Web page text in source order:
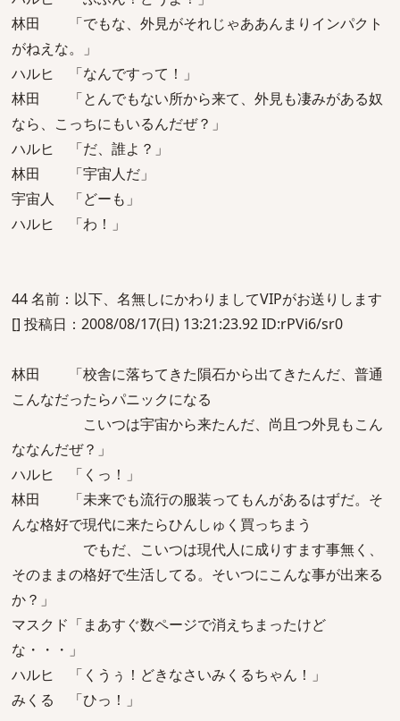
林田 「でもな、外見がそれじゃああんまりインパクト
がねえな。」
ハルヒ 「なんですって！」
林田 「とんでもない所から来て、外見も凄みがある奴
なら、こっちにもいるんだぜ？」
ハルヒ 「だ、誰よ？」
林田 「宇宙人だ」
宇宙人 「どーも」
ハルヒ 「わ！」
44 名前：以下、名無しにかわりましてVIPがお送りします
[] 投稿日：2008/08/17(日) 13:21:23.92 ID:rPVi6/sr0
林田 「校舎に落ちてきた隕石から出てきたんだ、普通
こんなだったらパニックになる
こいつは宇宙から来たんだ、尚且つ外見もこん
ななんだぜ？」
ハルヒ 「くっ！」
林田 「未来でも流行の服装ってもんがあるはずだ。そ
んな格好で現代に来たらひんしゅく買っちまう
でもだ、こいつは現代人に成りすます事無く、
そのままの格好で生活してる。そいつにこんな事が出来る
か？」
マスクド「まあすぐ数ページで消えちまったけど
な・・・」
ハルヒ 「くうぅ！どきなさいみくるちゃん！」
みくる 「ひっ！」